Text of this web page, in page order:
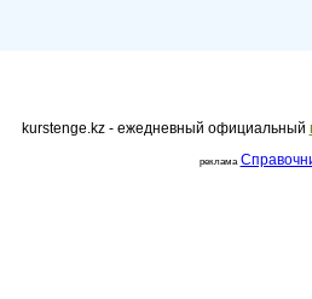
kurstenge.kz - ежедневный официальный
реклама